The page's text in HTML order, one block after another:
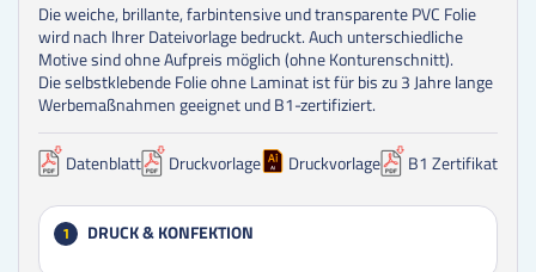
Die weiche, brillante, farbintensive und transparente PVC Folie
wird nach Ihrer Dateivorlage bedruckt. Auch unterschiedliche
Motive sind ohne Aufpreis möglich (ohne Konturenschnitt).
Die selbstklebende Folie ohne Laminat ist für bis zu 3 Jahre lange
Werbemaßnahmen geeignet und B1-zertifiziert.
Datenblatt Druckvorlage Druckvorlage B1 Zertifikat
1 DRUCK & KONFEKTION